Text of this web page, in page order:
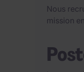
Nous
mission